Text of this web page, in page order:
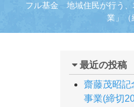
フル基金 地域住民が行う、
業」（
最近の投稿
齋藤茂昭記
事業(締切